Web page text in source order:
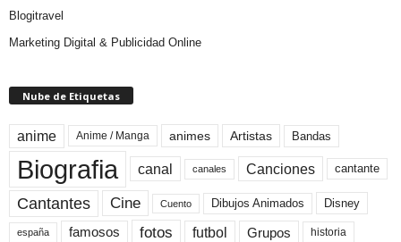
Blogitravel
Marketing Digital & Publicidad Online
Nube de Etiquetas
anime Anime / Manga animes Artistas Bandas
Biografia canal canales Canciones cantante
Cantantes Cine Cuento Dibujos Animados Disney
españa famosos fotos futbol Grupos historia